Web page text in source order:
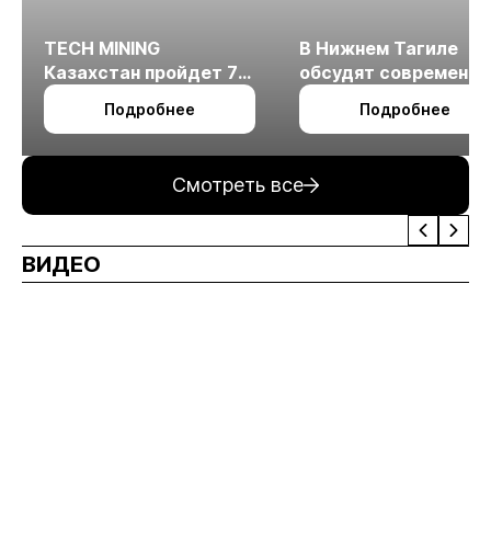
TECH MINING
Казахстан пройдет 7
октября в Алматы
Подробнее
В Нижнем Тагиле
обсудят
технологии
измельчения
Подробнее
Смотреть все
ВИДЕО